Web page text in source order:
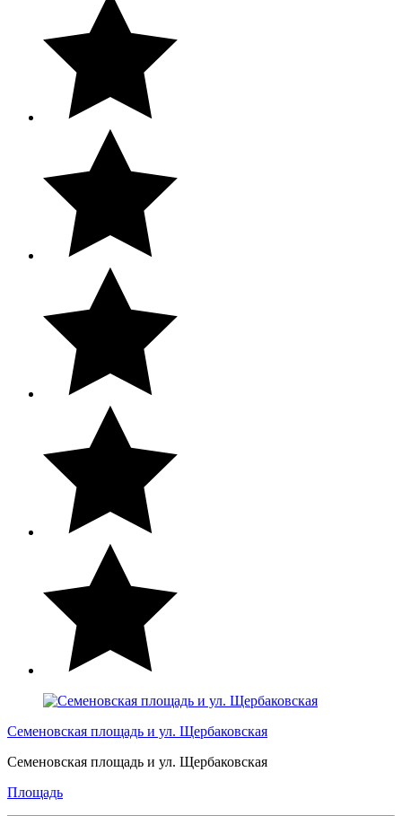
Семеновская площадь и ул. Щербаковская
Семеновская площадь и ул. Щербаковская
Площадь